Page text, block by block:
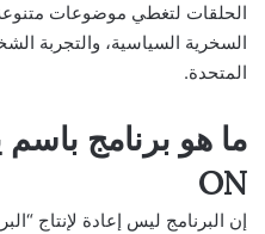
الحلقات لتغطي موضوعات متنوعة،
السخرية السياسية، والتجربة
المتحدة.
ما هو برنامج
ON
إن البرنامج ليس إعادة لإنتاج